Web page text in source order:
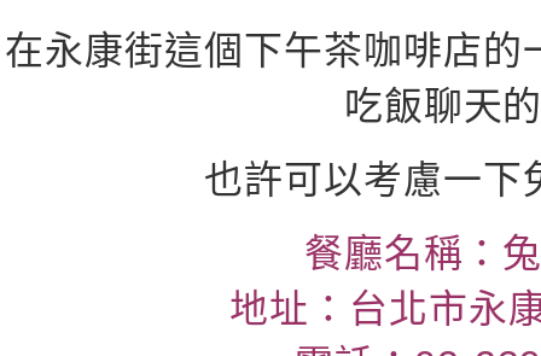
在永康街這個下午茶咖啡店
吃飯聊天
也許可以考慮一下
餐廳名稱：
地址：台北市永